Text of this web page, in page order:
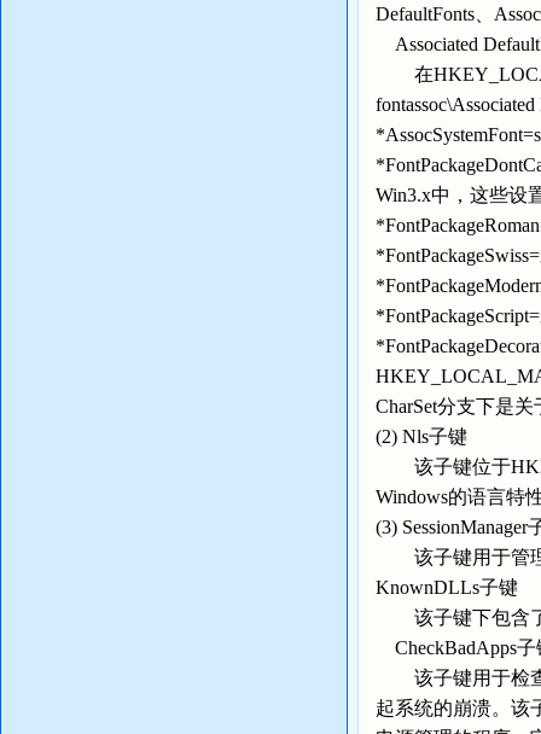
DefaultFonts、
Associated
在
Win3.x中，这些设
CharSet分支下是
(2) Nls子键
该子键位于
Windows的语言特
(3) SessionManager
该子键用于管理
KnownDLLs子键
该子键下包含了
CheckBadApps子
该子键用于检查
起系统的崩溃。该